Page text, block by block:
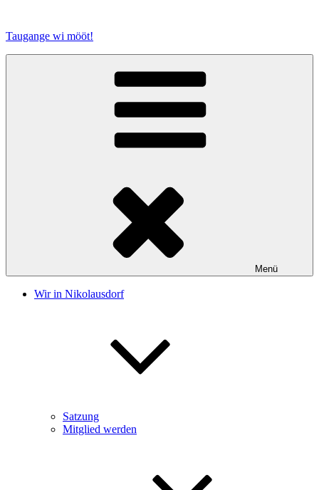
springen
Taugange wi mööt!
Menü
Wir in Nikolausdorf
Satzung
Mitglied werden